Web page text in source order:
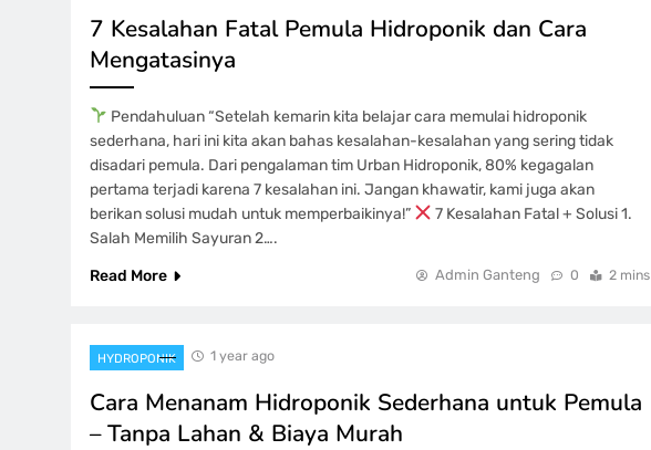
7 Kesalahan Fatal Pemula Hidroponik dan Cara
Mengatasinya
Pendahuluan “Setelah kemarin kita belajar cara memulai hidroponik
sederhana, hari ini kita akan bahas kesalahan-kesalahan yang sering tidak
disadari pemula. Dari pengalaman tim Urban Hidroponik, 80% kegagalan
pertama terjadi karena 7 kesalahan ini. Jangan khawatir, kami juga akan
berikan solusi mudah untuk memperbaikinya!”
7 Kesalahan Fatal + Solusi 1.
Salah Memilih Sayuran 2….
Read More
Admin Ganteng 0 2 mins
HYDROPONIK 1 year ago
Cara Menanam Hidroponik Sederhana untuk Pemula
– Tanpa Lahan & Biaya Murah